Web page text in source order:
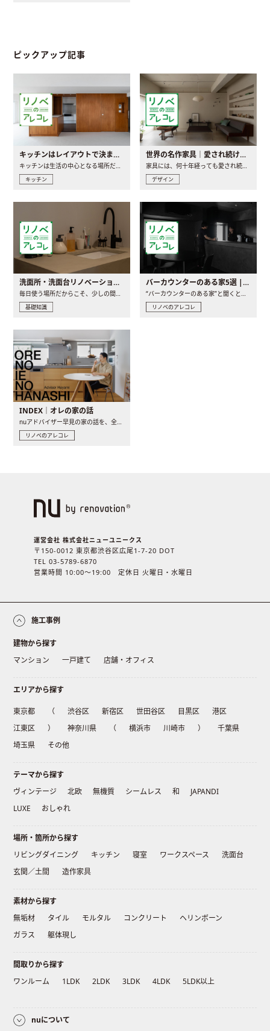
ピックアップ記事
キッチンはレイアウトで決まる。後悔しないための考え方と選び方
キッチンは生活の中心となる場所だからこそ、家の中のどこに置..
キッチン
世界の名作家具｜愛され続ける理由と一生モノとの出会い方
家具には、何十年経っても愛され続ける「名作」と呼ばれるもの..
デザイン
洗面所・洗面台リノベーションの事例と間取りアイデア
毎日使う場所だからこそ、少しの間取りの工夫や素材の選び方で..
基礎知識
バーカウンターのある家5選 | 日常に馴染む“距離の近い”キッチンとは
“バーカウンターのある家”と聞くと、少し特別な、大人のための..
リノベのアレコレ
INDEX｜オレの家の話
nuアドバイザー早見の家の話を、全4話でお届け。リノベーションを..
リノベのアレコレ
運営会社 株式会社ニューユニークス
〒150-0012 東京都渋谷区広尾1-7-20 DOT
TEL 03-5789-6870
営業時間 10:00〜19:00 定休日 火曜日・水曜日
施工事例
建物から探す
マンション
一戸建て 店舗・オフィス
エリアから探す
東京都 （ 渋谷区 新宿区 世田谷区 目黒区
港区
江東区
） 神奈川県 （ 横浜市 川崎市 ）
千葉県
埼玉県
その他
テーマから探す
ヴィンテージ
北欧 無機質 シームレス 和
JAPANDI
LUXE
おしゃれ
場所・箇所から探す
リビングダイニング
キッチン 寝室 ワークスペース
洗面台
玄関／土間
造作家具
素材から探す
無垢材
タイル モルタル コンクリート
ヘリンボーン
ガラス
躯体現し
間取りから探す
ワンルーム
1LDK 2LDK 3LDK 4LDK 5LDK以上
nuについて